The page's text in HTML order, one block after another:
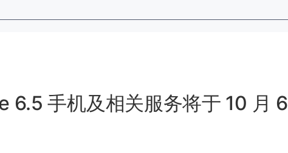
6.5 手机及相关服务将于 10 月 6